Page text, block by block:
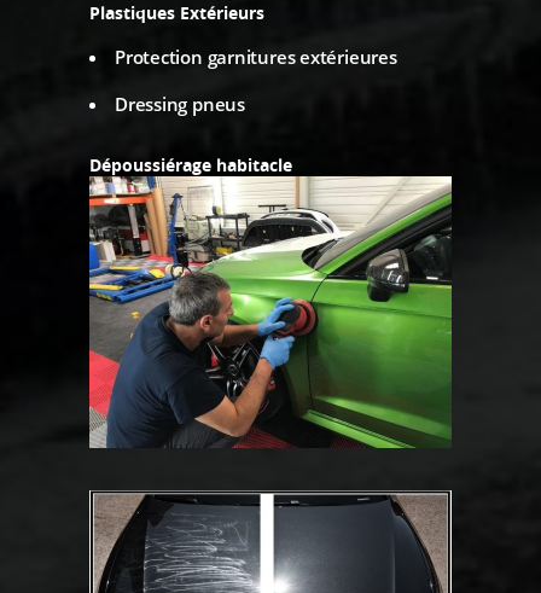
Plastiques Extérieurs
Protection garnitures extérieures
Dressing pneus
Dépoussiérage habitacle